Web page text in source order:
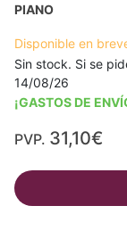
PIANO
Disponible en
Sin stock. Si se
14/08/26
¡GASTOS DE
PVP. 31,10€